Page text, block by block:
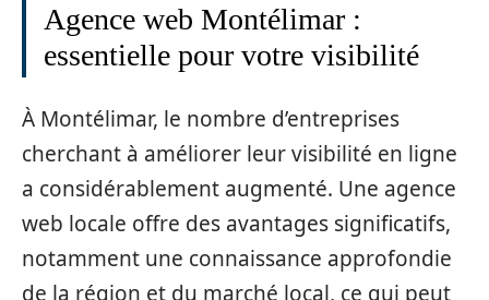
Agence web Montélimar :
essentielle pour votre visibilité
À Montélimar, le nombre d’entreprises
cherchant à améliorer leur visibilité en ligne
a considérablement augmenté. Une agence
web locale offre des avantages significatifs,
notamment une connaissance approfondie
de la région et du marché local, ce qui peut